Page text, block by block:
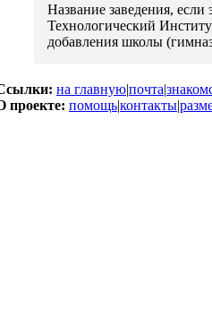
Название заведения,
Технологический
добавления школы
на главную|почта|
проекте: помощь|контакты|